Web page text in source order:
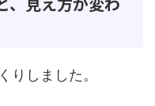
りしました。